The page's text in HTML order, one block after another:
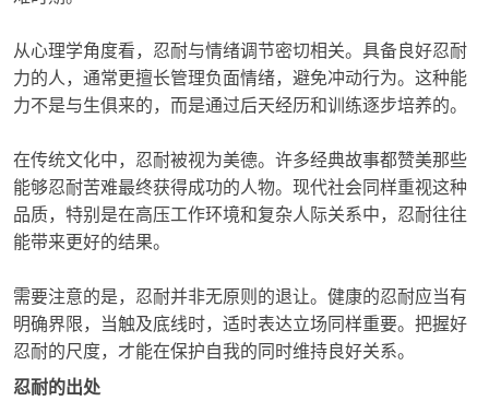
从心理学角度看， 忍耐与情绪调节密切相关。具备良好忍耐
力的人，通常更擅长管理负面情绪，避免冲动行为。这种能
力不是与生俱来的，而是通过后天经历和训练逐步培养的。
在传统文化中， 忍耐被视为美德。许多经典故事都赞美那些
能够忍耐苦难最终获得成功的人物。现代社会同样重视这种
品质，特别是在高压工作环境和复杂人际关系中， 忍耐往往
能带来更好的结果。
需要注意的是， 忍耐并非无原则的退让。健康的忍耐应当有
明确界限，当触及底线时，适时表达立场同样重要。把握好
忍耐的尺度，才能在保护自我的同时维持良好关系。
忍耐的出处